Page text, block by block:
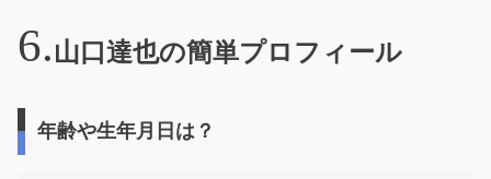
山口達也の簡単プロフィール
年齢や生年月日は？